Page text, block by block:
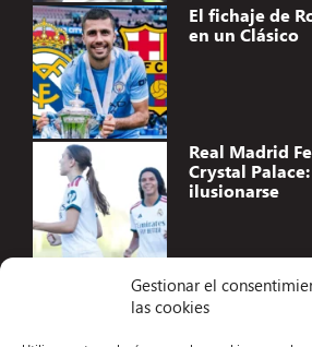
Gestionar el
las cookies
El fichaje de
en un Clásico
Real Madrid
Crystal
ilusionarse